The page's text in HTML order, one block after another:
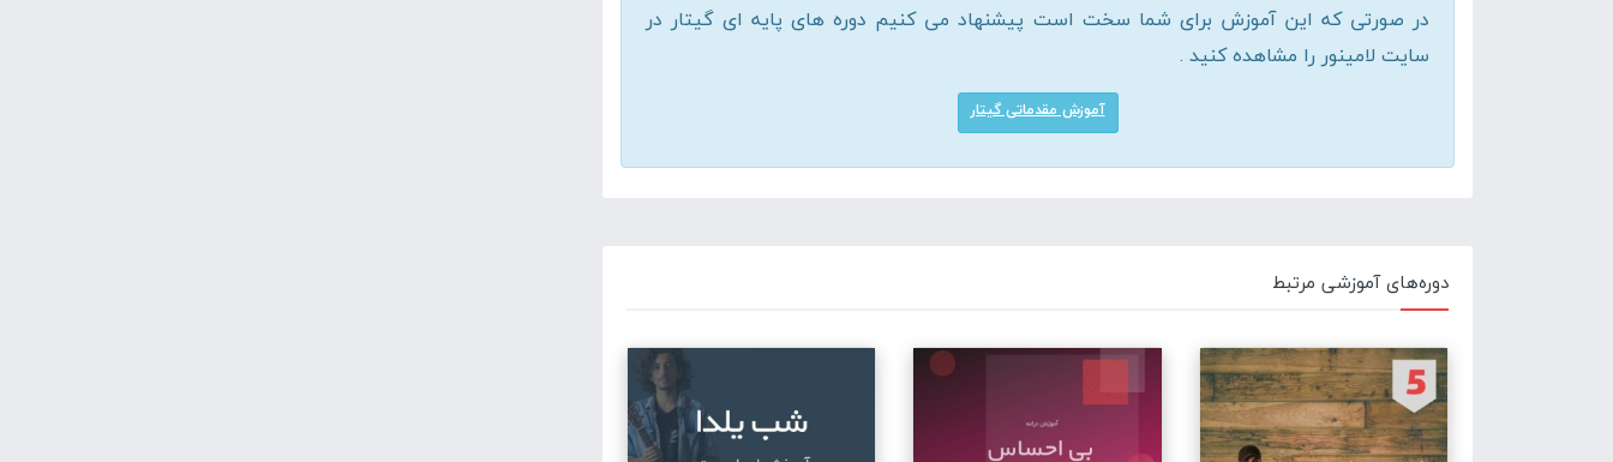
در صورتی که این آموزش برای شما سخت است پیشنهاد می کنیم دوره های پایه ای گیتار در
سایت لامینور را مشاهده کنید .
آموزش مقدماتی گیتار
دوره‌های آموزشی مرتبط